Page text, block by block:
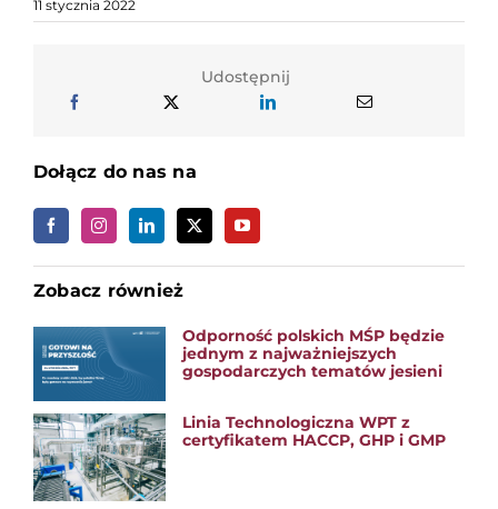
11 stycznia 2022
Udostępnij
Dołącz do nas na
Zobacz również
Odporność polskich MŚP będzie
jednym z najważniejszych
gospodarczych tematów jesieni
Linia Technologiczna WPT z
certyfikatem HACCP, GHP i GMP